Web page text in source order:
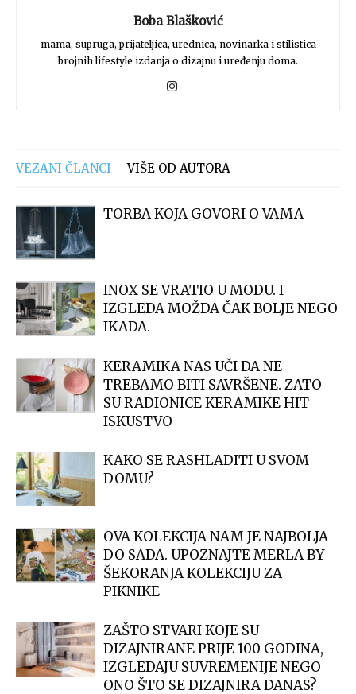
Boba Blašković
mama, supruga, prijateljica, urednica, novinarka i stilistica
brojnih lifestyle izdanja o dizajnu i uređenju doma.
VEZANI ČLANCI VIŠE OD AUTORA
TORBA KOJA GOVORI O VAMA
INOX SE VRATIO U MODU. I
IZGLEDA MOŽDA ČAK BOLJE NEGO
IKADA.
KERAMIKA NAS UČI DA NE
TREBAMO BITI SAVRŠENE. ZATO
SU RADIONICE KERAMIKE HIT
ISKUSTVO
KAKO SE RASHLADITI U SVOM
DOMU?
OVA KOLEKCIJA NAM JE NAJBOLJA
DO SADA. UPOZNAJTE MERLA BY
ŠEKORANJA KOLEKCIJU ZA
PIKNIKE
ZAŠTO STVARI KOJE SU
DIZAJNIRANE PRIJE 100 GODINA,
IZGLEDAJU SUVREMENIJE NEGO
ONO ŠTO SE DIZAJNIRA DANAS?